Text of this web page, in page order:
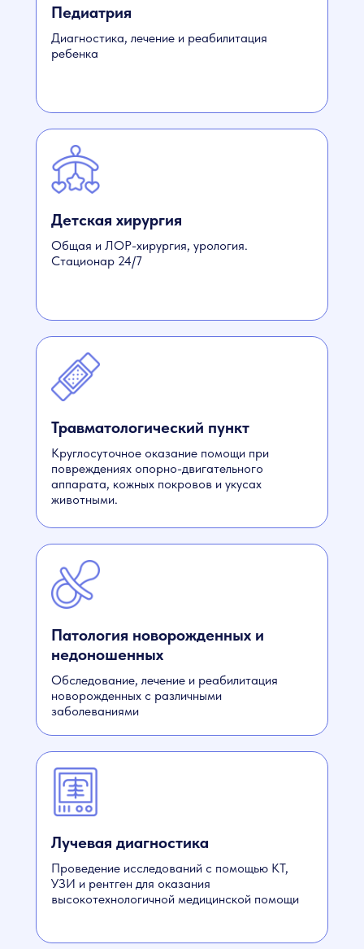
Педиатрия
Диагностика, лечение и реабилитация
ребенка
Общая и ЛОР-хирургия, урология.
Стационар 24/7
Детская хирургия
Травматологический пункт
Круглосуточное оказание помощи при
повреждениях опорно-двигательного
аппарата, кожных покровов и укусах
животными.
Патология новорожденных и
недоношенных
Обследование, лечение и реабилитация
новорожденных с различными
заболеваниями
Лучевая диагностика
Проведение исследований с помощью КТ,
УЗИ и рентген для оказания
высокотехнологичной медицинской помощи